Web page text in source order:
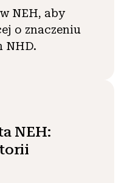
NEH, aby
o znaczeniu
NHD.
NEH: